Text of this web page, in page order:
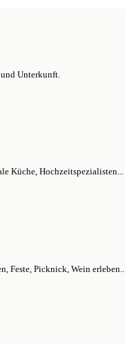
Unterkunft.
Küche, Hochzeitspezialisten...
Feste, Picknick, Wein erleben..